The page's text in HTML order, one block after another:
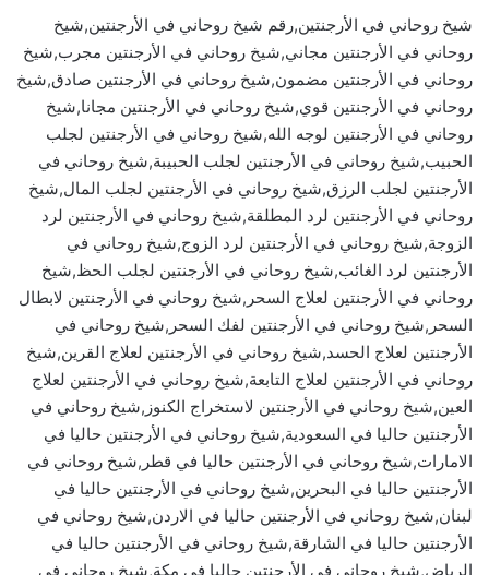
شيخ روحاني في الأرجنتين,رقم شيخ روحاني في الأرجنتين,شيخ
روحاني في الأرجنتين مجاني,شيخ روحاني في الأرجنتين مجرب,شيخ
روحاني في الأرجنتين مضمون,شيخ روحاني في الأرجنتين صادق,شيخ
روحاني في الأرجنتين قوي,شيخ روحاني في الأرجنتين مجانا,شيخ
روحاني في الأرجنتين لوجه الله,شيخ روحاني في الأرجنتين لجلب
الحبيب,شيخ روحاني في الأرجنتين لجلب الحبيبة,شيخ روحاني في
الأرجنتين لجلب الرزق,شيخ روحاني في الأرجنتين لجلب المال,شيخ
روحاني في الأرجنتين لرد المطلقة,شيخ روحاني في الأرجنتين لرد
الزوجة,شيخ روحاني في الأرجنتين لرد الزوج,شيخ روحاني في
الأرجنتين لرد الغائب,شيخ روحاني في الأرجنتين لجلب الحظ,شيخ
روحاني في الأرجنتين لعلاج السحر,شيخ روحاني في الأرجنتين لابطال
السحر,شيخ روحاني في الأرجنتين لفك السحر,شيخ روحاني في
الأرجنتين لعلاج الحسد,شيخ روحاني في الأرجنتين لعلاج القرين,شيخ
روحاني في الأرجنتين لعلاج التابعة,شيخ روحاني في الأرجنتين لعلاج
العين,شيخ روحاني في الأرجنتين لاستخراج الكنوز,شيخ روحاني في
الأرجنتين حاليا في السعودية,شيخ روحاني في الأرجنتين حاليا في
الامارات,شيخ روحاني في الأرجنتين حاليا في قطر,شيخ روحاني في
الأرجنتين حاليا في البحرين,شيخ روحاني في الأرجنتين حاليا في
لبنان,شيخ روحاني في الأرجنتين حاليا في الاردن,شيخ روحاني في
الأرجنتين حاليا في الشارقة,شيخ روحاني في الأرجنتين حاليا في
الرياض,شيخ روحاني في الأرجنتين حاليا في مكة,شيخ روحاني في